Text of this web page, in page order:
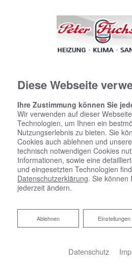
Diese Webseite
Ihre Zustimmung können Sie
Wir verwenden auf dieser
Technologien, um Ihnen ein
Nutzungserlebnis zu bieten. Sie
Cookies auch ablehnen und
technisch notwendigen Cookies
Informationen, sowie eine
und eingesetzten Technologien
Datenschutzerklärung. Sie können
jederzeit ändern.
Einstellungen
Ablehnen
Ablehnen
Datenschutz